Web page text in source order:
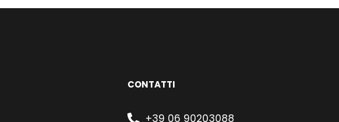
CONTATTI
+39 06 90203088